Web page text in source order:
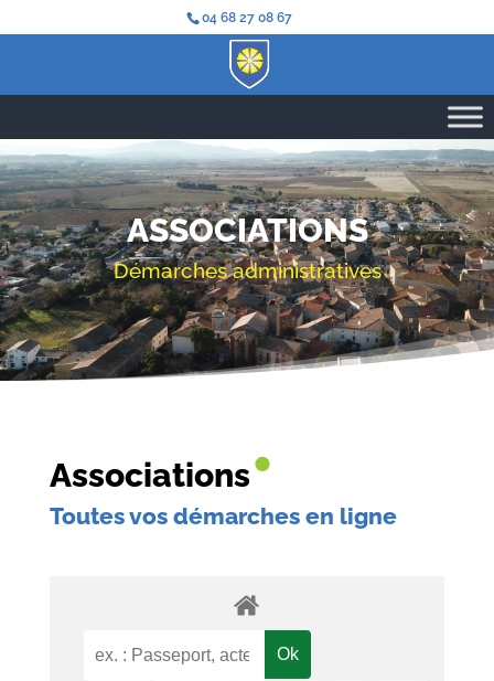
04 68 27 08 67
ASSOCIATIONS
Démarches administratives
Associations•
Toutes vos démarches en ligne